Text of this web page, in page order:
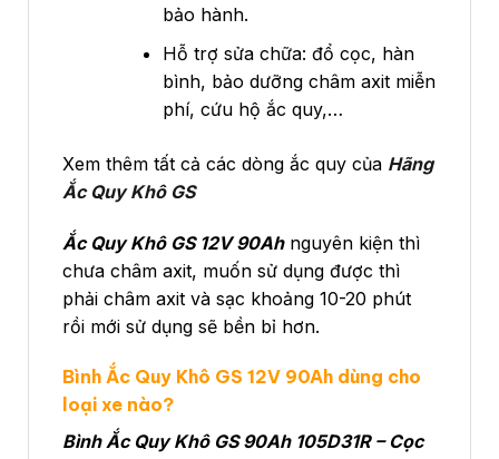
bảo hành.
Hỗ trợ sửa chữa: đổ cọc, hàn
bình, bảo dưỡng châm axit miễn
phí, cứu hộ ắc quy,…
Xem thêm tất cả các dòng ắc quy của Hãng
Ắc Quy Khô GS
Ắc Quy Khô GS 12V 90Ahnguyên kiện thì
chưa châm axit, muốn sử dụng được thì
phải châm axit và sạc khoảng 10-20 phút
rồi mới sử dụng sẽ bền bỉ hơn.
Bình Ắc Quy Khô GS 12V 90Ah dùng cho
loại xe nào?
Bình Ắc Quy Khô GS 90Ah 105D31R – Cọc